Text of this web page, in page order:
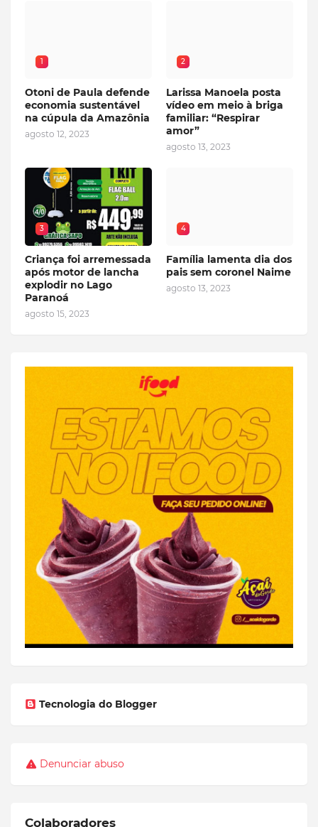
1
Otoni de Paula defende
economia sustentável
na cúpula da Amazônia
agosto 12, 2023
2
Larissa Manoela posta
vídeo em meio à briga
familiar: “Respirar
amor”
agosto 13, 2023
3
Criança foi arremessada
após motor de lancha
explodir no Lago
Paranoá
agosto 15, 2023
4
Família lamenta dia dos
pais sem coronel Naime
agosto 13, 2023
Tecnologia do Blogger
Denunciar abuso
Colaboradores